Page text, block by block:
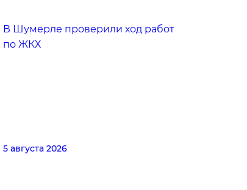
В Шумерле проверили ход работ
по ЖКХ
5 августа 2026